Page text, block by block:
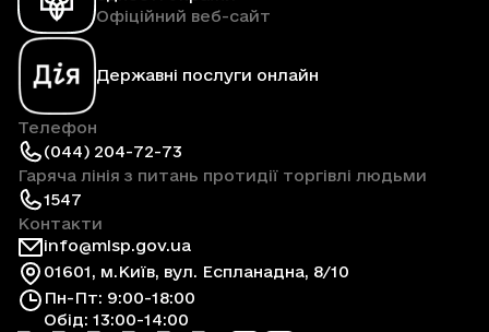
Офіційний веб-сайт
Державні послуги онлайн
Телефон
(044) 204-72-73
Гаряча лінія з питань протидії торгівлі людьми
1547
Контакти
info@mlsp.gov.ua
01601, м.Київ, вул. Еспланадна, 8/10
Пн-Пт: 9:00-18:00
Обід: 13:00-14:00